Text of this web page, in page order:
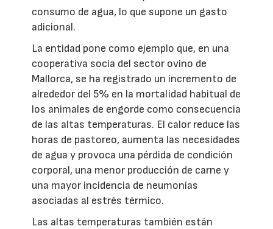
consumo de agua, lo que supone un gasto
adicional.
La entidad pone como ejemplo que, en una
cooperativa socia del sector ovino de
Mallorca, se ha registrado un incremento de
alrededor del 5% en la mortalidad habitual de
los animales de engorde como consecuencia
de las altas temperaturas. El calor reduce las
horas de pastoreo, aumenta las necesidades
de agua y provoca una pérdida de condición
corporal, una menor producción de carne y
una mayor incidencia de neumonías
asociadas al estrés térmico.
Las altas temperaturas también están